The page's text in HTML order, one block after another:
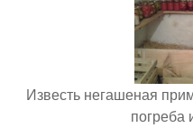
Известь негашеная
погреба